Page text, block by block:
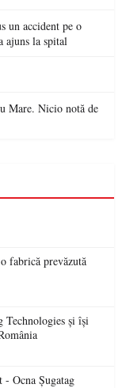
un accident pe o
ajuns la spital
Mare. Nicio notă de
fabrică prevăzută
Technologies și își
- Ocna Șugatag